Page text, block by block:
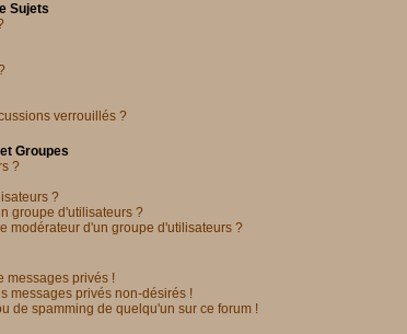
Sujets
verrouillés ?
Groupes
?
?
groupe d'utilisateurs ?
modérateur d'un groupe d'utilisateurs ?
messages privés !
messages privés non-désirés !
de spamming de quelqu'un sur ce forum !